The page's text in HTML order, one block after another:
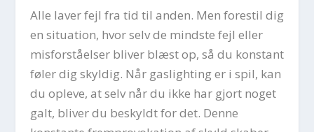
Alle laver fejl fra tid til anden. Men forestil dig
en situation, hvor selv de mindste fejl eller
misforståelser bliver blæst op, så du konstant
føler dig skyldig. Når gaslighting er i spil, kan
du opleve, at selv når du ikke har gjort noget
galt, bliver du beskyldt for det. Denne